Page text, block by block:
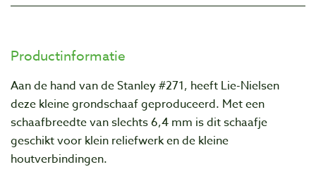
Productinformatie
Aan de hand van de Stanley #271, heeft Lie-Nielsen
deze kleine grondschaaf geproduceerd. Met een
schaafbreedte van slechts 6,4 mm is dit schaafje
geschikt voor klein reliefwerk en de kleine
houtverbindingen.